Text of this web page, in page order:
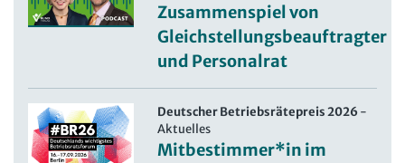
Zusammenspiel von
Gleichstellungsbeauftragter
und Personalrat
Deutscher Betriebsrätepreis 2026-
Aktuelles
Mitbestimmer*in im